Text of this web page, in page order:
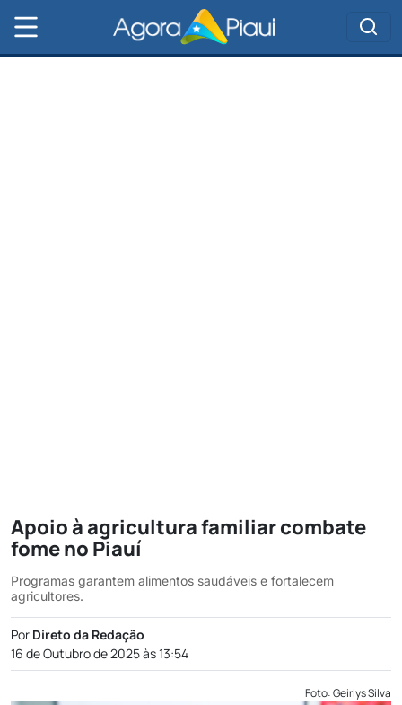
Apoio à agricultura familiar combate
fome no Piauí
Programas garantem alimentos saudáveis e fortalecem
agricultores.
Por Direto da Redação
16 de Outubro de 2025 às 13:54
Foto: Geirlys Silva